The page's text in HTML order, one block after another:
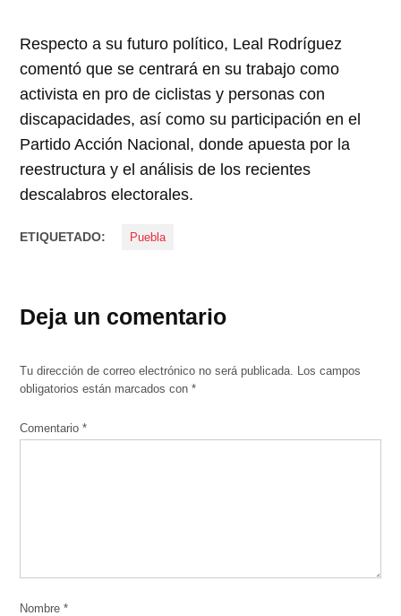
Respecto a su futuro político, Leal Rodríguez
comentó que se centrará en su trabajo como
activista en pro de ciclistas y personas con
discapacidades, así como su participación en el
Partido Acción Nacional, donde apuesta por la
reestructura y el análisis de los recientes
descalabros electorales.
ETIQUETADO: Puebla
Deja un comentario
Tu dirección de correo electrónico no será publicada. Los campos
obligatorios están marcados con*
Comentario*
Nombre*